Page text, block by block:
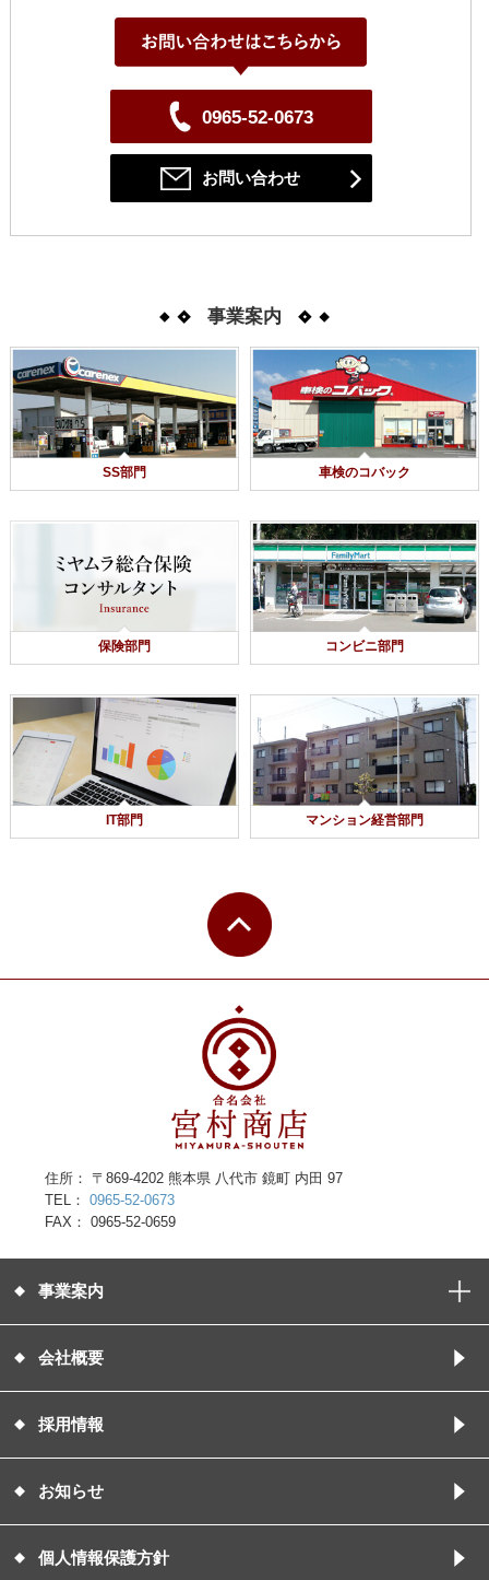
0965-52-0673
お問い合わせ
事業案内
SS部門 車検のコバック
保険部門 コンビニ部門
IT部門 マンション経営部門
住所： 〒869-4202 熊本県 八代市 鏡町 内田 97
TEL： 0965-52-0673
FAX： 0965-52-0659
事業案内
会社概要
採用情報
お知らせ
個人情報保護方針